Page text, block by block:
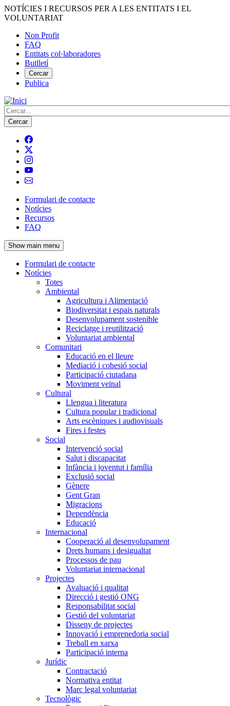
Vés
al
NOTÍCIES I RECURSOS PER A LES ENTITATS I EL
VOLUNTARIAT
Menú
del
compte
d'usuari
Non Profit
FAQ
Entitats col·laboradores
Butlletí
Cercar
Publica
Cerca
Navegació
principal
de
l'encapçalament
Formulari de contacte
Notícies
Recursos
FAQ
Show main menu
Navegació
principal
Formulari de contacte
Notícies
Totes
Ambiental
Agricultura i Alimentació
Biodiversitat i espais naturals
Desenvolupament sostenible
Reciclatge i reutilització
Voluntariat ambiental
Comunitari
Educació en el lleure
Mediació i cohesió social
Participació ciutadana
Moviment veïnal
Cultural
Llengua i literatura
Cultura popular i tradicional
Arts escèniques i audiovisuals
Fires i festes
Social
Intervenció social
Salut i discapacitat
Infància i joventut i família
Exclusió social
Gènere
Gent Gran
Migracions
Dependència
Educació
Internacional
Cooperació al desenvolupament
Drets humans i desigualtat
Processos de pau
Voluntariat internacional
Projectes
Avaluació i qualitat
Direcció i gestió ONG
Responsabilitat social
Gestió del voluntariat
Disseny de projectes
Innovació i emprenedoria social
Treball en xarxa
Participació interna
Jurídic
Contractació
Normativa entitat
Marc legal voluntariat
Tecnològic